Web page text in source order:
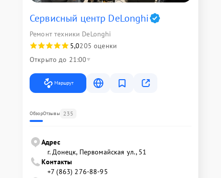
Сервисный центр DeLonghi
Ремонт техники DeLonghi
5,0205 оценки
Открыто до 21:00
Маршрут
ОбзорОтзывы 235
Адрес
г. Донецк, Первомайская ул., 51
Контакты
+7 (863) 276-88-95